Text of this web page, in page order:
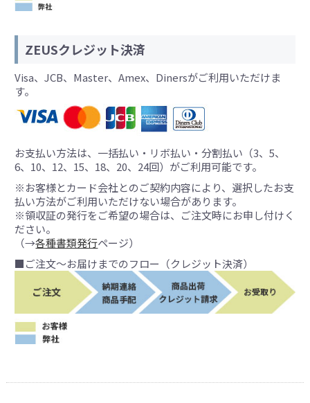
ZEUSクレジット決済
Visa、JCB、Master、Amex、Dinersがご利用いただけま
す。
お支払い方法は、一括払い・リボ払い・分割払い（3、5、
6、10、12、15、18、20、24回）がご利用可能です。
※お客様とカード会社とのご契約内容により、選択したお支
払い方法がご利用いただけない場合があります。
※領収証の発行をご希望の場合は、ご注文時にお申し付けく
ださい。
（→各種書類発行ページ）
■ご注文～お届けまでのフロー（クレジット決済）